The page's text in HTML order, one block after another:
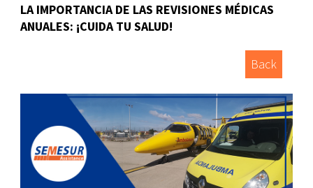
LA IMPORTANCIA DE LAS REVISIONES MÉDICAS
ANUALES: ¡CUIDA TU SALUD!
Back